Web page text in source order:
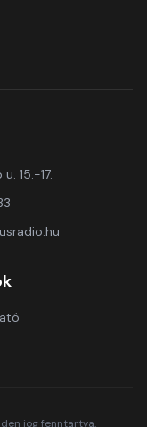
15.-17.
jog fenntartva.